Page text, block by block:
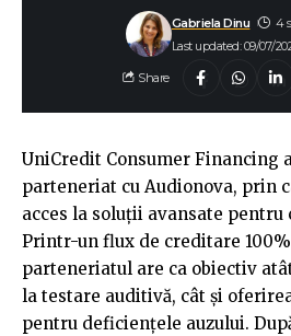
Last updated: 09/07/
Gabriela Dinu 4
Share
UniCredit Consumer Financing
parteneriat cu Audionova, prin
acces la soluții avansate pentru
Printr-un flux de creditare
parteneriatul are ca obiectiv
la testare auditivă, cât și
pentru deficiențele auzului.